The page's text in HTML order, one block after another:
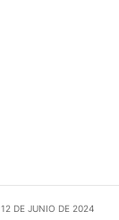
12 DE JUNIO DE 2024